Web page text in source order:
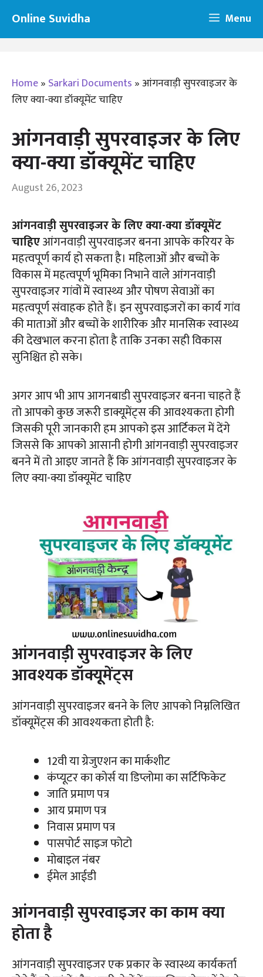
content
Online Suvidha Menu
Home» Sarkari Documents »आंगनवाड़ी सुपरवाइजर के
लिए क्या-क्या डॉक्यूमेंट चाहिए
आंगनवाड़ी सुपरवाइजर के लिए
क्या-क्या डॉक्यूमेंट चाहिए
August 26, 2023
आंगनवाड़ी सुपरवाइजर के लिए क्या-क्या डॉक्यूमेंट
चाहिएआंगनवाड़ी सुपरवाइजर बनना आपके करियर के
महत्वपूर्ण कार्य हो सकता है। महिलाओं और बच्चों के
विकास में महत्वपूर्ण भूमिका निभाने वाले आंगनवाड़ी
सुपरवाइजर गांवों में स्वास्थ्य और पोषण सेवाओं का
महत्वपूर्ण संवाहक होते हैं। इन सुपरवाइजरों का कार्य गांव
की माताओं और बच्चों के शारीरिक और मानसिक स्वास्थ्य
की देखभाल करना होता है ताकि उनका सही विकास
सुनिश्चित हो सके।
अगर आप भी आप आगनबाडी सुपरवाइजर बनना चाहते हैं
तो आपको कुछ जरूरी डाक्यूमेंट्स की आवश्यकता होगी
जिसकी पूरी जानकारी हम आपको इस आर्टिकल में देंगे
जिससे कि आपको आसानी होगी आंगनवाड़ी सुपरवाइजर
बनने में तो आइए जानते हैं कि आंगनवाड़ी सुपरवाइजर के
लिए क्या-क्या डॉक्यूमेंट चाहिए
आंगनवाड़ी सुपरवाइजर के लिए
आवश्यक डॉक्यूमेंट्स
आंगनवाड़ी सुपरवाइजर बनने के लिए आपको निम्नलिखित
डॉक्यूमेंट्स की आवश्यकता होती है:
12वी या ग्रेजुएशन का मार्कशीट
कंप्यूटर का कोर्स या डिप्लोमा का सर्टिफिकेट
जाति प्रमाण पत्र
आय प्रमाण पत्र
निवास प्रमाण पत्र
पासपोर्ट साइज फोटो
मोबाइल नंबर
ईमेल आईडी
आंगनवाड़ी सुपरवाइजर का काम क्या
होता है
आंगनवाड़ी सुपरवाइजर एक प्रकार के स्वास्थ्य कार्यकर्ता